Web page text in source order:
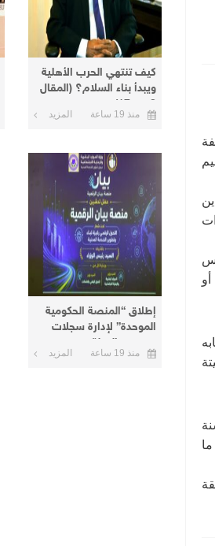
أو
قانونيًا بقرار المسجل رقم (20) لسنة
كيف تنتهي الحرب الأهلية
ويبدأ بناء السلام؟ (المقال
8 من 17)
منذ 19 ساعة المزيد
إطلاق “المنصة الحكومية
الموحدة” لإدارة سجلات
موظفي الدولة
منذ 19 ساعة المزيد